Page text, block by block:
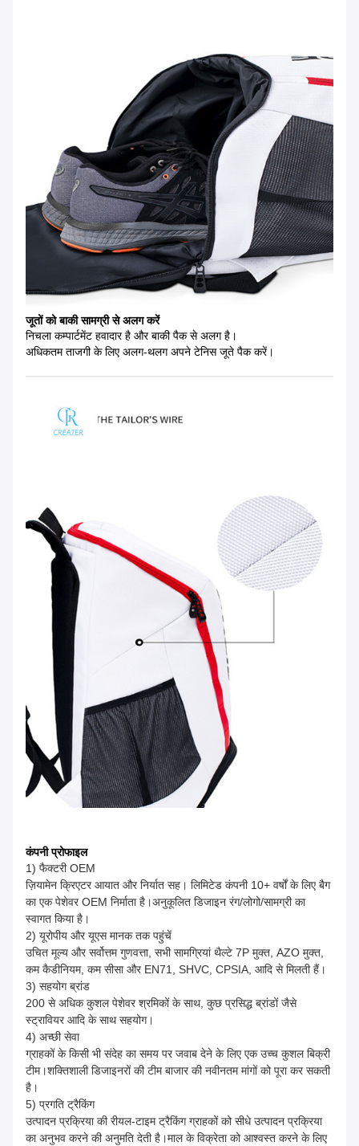
जूतों को बाकी सामग्री से अलग करें
निचला कम्पार्टमेंट हवादार है और बाकी पैक से अलग है।
अधिकतम ताजगी के लिए अलग-थलग अपने टेनिस जूते पैक करें।
कंपनी प्रोफाइल
1) फैक्टरी OEM
ज़ियामेन क्रिएटर आयात और निर्यात सह। लिमिटेड कंपनी 10+ वर्षों के लिए बैग
का एक पेशेवर OEM निर्माता है।अनुकूलित डिजाइन रंग/लोगो/सामग्री का
स्वागत किया है।
2) यूरोपीय और यूएस मानक तक पहुंचें
उचित मूल्य और सर्वोत्तम गुणवत्ता, सभी सामग्रियां थैल्टे 7P मुक्त, AZO मुक्त,
कम कैडीनियम, कम सीसा और EN71, SHVC, CPSIA, आदि से मिलती हैं।
3) सहयोग ब्रांड
200 से अधिक कुशल पेशेवर श्रमिकों के साथ, कुछ प्रसिद्ध ब्रांडों जैसे
स्ट्रावियर आदि के साथ सहयोग।
4) अच्छी सेवा
ग्राहकों के किसी भी संदेह का समय पर जवाब देने के लिए एक उच्च कुशल बिक्री
टीम।शक्तिशाली डिजाइनरों की टीम बाजार की नवीनतम मांगों को पूरा कर सकती
है।
5) प्रगति ट्रैकिंग
उत्पादन प्रक्रिया की रीयल-टाइम ट्रैकिंग ग्राहकों को सीधे उत्पादन प्रक्रिया
का अनुभव करने की अनुमति देती है।माल के विक्रेता को आश्वस्त करने के लिए